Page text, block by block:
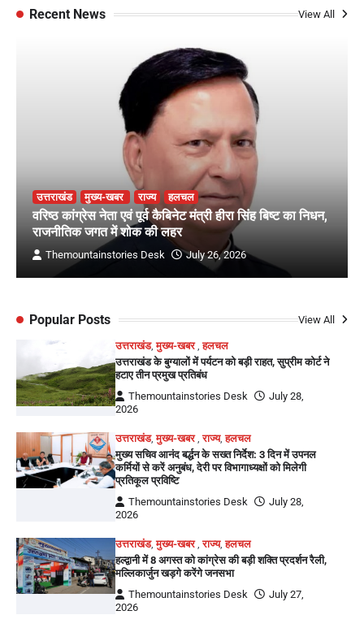
Recent News View All
उत्तराखंड मुख्य-खबर राज्य हलचल
वरिष्ठ कांग्रेस नेता एवं पूर्व कैबिनेट मंत्री हीरा सिंह बिष्ट का निधन,
राजनीतिक जगत में शोक की लहर
Themountainstories Desk July 26, 2026
Popular Posts View All
उत्तराखंड,मुख्य-खबर,हलचल
उत्तराखंड के बुग्यालों में पर्यटन को बड़ी राहत, सुप्रीम कोर्ट ने
हटाए तीन प्रमुख प्रतिबंध
Themountainstories Desk
July 28,
2026
उत्तराखंड,मुख्य-खबर,राज्य,हलचल
मुख्य सचिव आनंद बर्द्धन के सख्त निर्देश: 3 दिन में उपनल
कर्मियों से करें अनुबंध, देरी पर विभागाध्यक्षों को मिलेगी
प्रतिकूल प्रविष्टि
Themountainstories Desk
July 28,
2026
उत्तराखंड,मुख्य-खबर,राज्य,हलचल
हल्द्वानी में 8 अगस्त को कांग्रेस की बड़ी शक्ति प्रदर्शन रैली,
मल्लिकार्जुन खड़गे करेंगे जनसभा
Themountainstories Desk
July 27,
2026